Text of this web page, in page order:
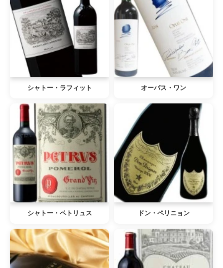
シャトー・ラフィット オーパス・ワン
シャトー・ペトリュス ドン・ペリニョン